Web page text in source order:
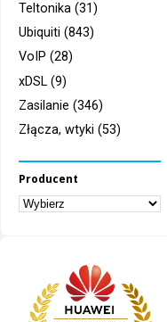
Teltonika (31)
Ubiquiti (843)
VoIP (28)
xDSL (9)
Zasilanie (346)
Złącza, wtyki (53)
Producent